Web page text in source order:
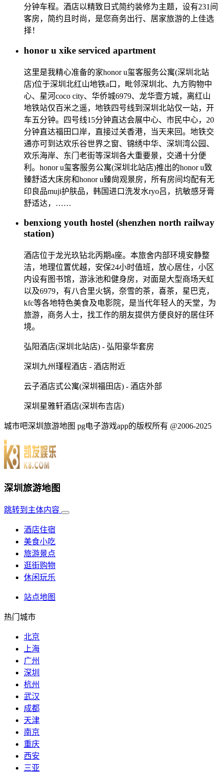
分钟车程。酒店以精致日式简约装修为主题，设有231间
客房，简约且时尚，是您商务出行、居家旅游的上佳选
择！
honor u xike serviced apartment
这里是我精心准备的家honor u玺客服务公寓(深圳北站
店)位于深圳北红山地铁a口，毗邻深圳北、九方购物中
心、星河coco city、华侨城6979、龙华壹方城，离红山
地铁站仅百米之遥，地铁四号线到深圳北站仅一站，开
车五分钟。四号线15分钟直达会展中心、市民中心，20
分钟直达福田口岸，直接过关香港，当天来回。地铁交
通亦可到达欢乐谷世界之窗、锦绣中华、深圳湾公园、
欢乐海岸、东门老街等深圳各大重要景，交通十分便
利。honor u玺客服务公寓(深圳北站店)推出的honor u致
臻舒适大床房和honor u臻尙观景房，所有房间均配有无
印良品muji护肤品，韩国进口洗发水ryo吕，抗敏感牙膏
舒适达，……
benxiong youth hostel (shenzhen north railway
station)
酒店位于龙光玖钻北丙期a座。本旅舍内部环境安静整
洁，地理位置优越，安保24小时值班，放心居住，小区
内设有图书馆，游泳池和健身房，对面是大型商场天虹
以及6979，有八合里火锅，奈雪的茶，喜茶，星巴克，
kfc等各地特色美食及电影院，是当代年轻人的天堂，为
旅游，商务人士，找工作的朋友提供方便良好的居住环
境。
弘阳酒店(深圳北站店) - 弘阳豪华套房
深圳九州瑾程酒店 - 酒店附近
云子酒店式公寓(深圳福田店) - 酒店外部
深圳星雅轩酒店(深圳布吉店)
城市吧深圳旅游地图 pg电子游戏app的版权所有 @2006-2025
深圳旅游地图
跳转到主体内容
酒店住宿
美食小吃
旅游景点
逛街购物
休闲玩乐
站点地图
热门城市
北京
上海
广州
深圳
杭州
武汉
成都
天津
南京
重庆
西安
三亚